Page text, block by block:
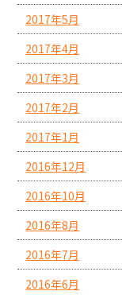
2017年5月
2017年4月
2017年3月
2017年2月
2017年1月
2016年12月
2016年10月
2016年8月
2016年7月
2016年6月